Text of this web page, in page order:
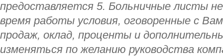
предоставляется 5. Больничные листы
время работы условия, оговоренные с
продаж, оклад, проценты и
изменяться по желанию руководства